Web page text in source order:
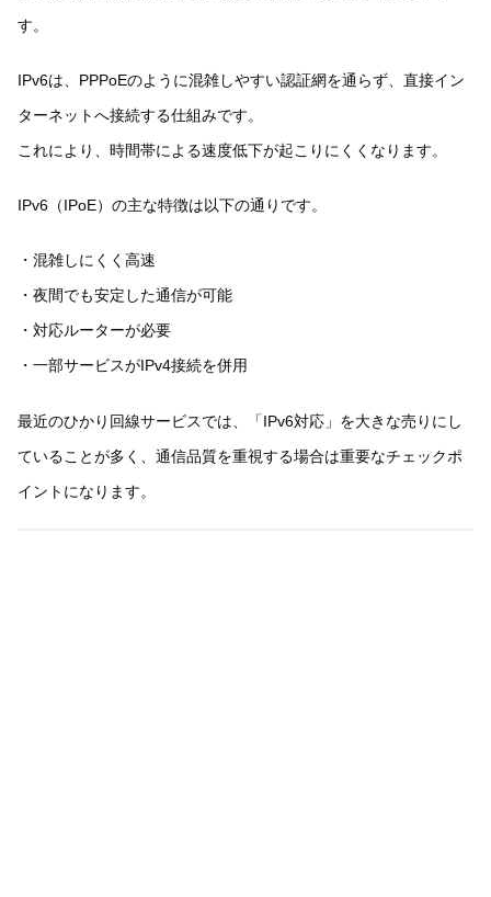
す。
IPv6は、PPPoEのように混雑しやすい認証網を通らず、直接イン
ターネットへ接続する仕組みです。
これにより、時間帯による速度低下が起こりにくくなります。
IPv6（IPoE）の主な特徴は以下の通りです。
・混雑しにくく高速
・夜間でも安定した通信が可能
・対応ルーターが必要
・一部サービスがIPv4接続を併用
最近のひかり回線サービスでは、「IPv6対応」を大きな売りにし
ていることが多く、通信品質を重視する場合は重要なチェックポ
イントになります。